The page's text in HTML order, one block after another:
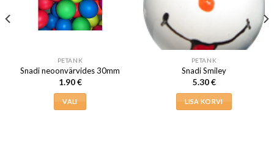
PETANK
Snadi neoonvärvides 30mm
1.90€
VALI
PETANK
Snadi Smiley
5.30€
LISA KORVI